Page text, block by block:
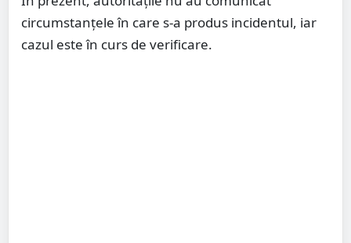
circumstanțele în care s-a produs incidentul, iar
cazul este în curs de verificare.